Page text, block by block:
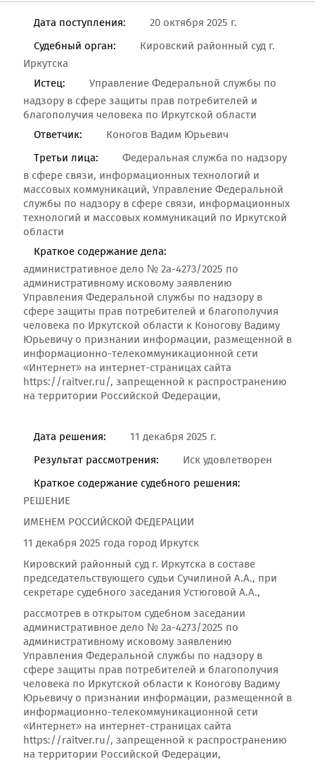
Дата поступления:
20 октября 2025 г.
Судебный орган:
Кировский районный суд г.
Иркутска
Истец:
Управление Федеральной службы по
надзору в сфере защиты прав потребителей и
благополучия человека по Иркутской области
Ответчик:
Коногов Вадим Юрьевич
Третьи лица:
Федеральная служба по надзору
в сфере связи, информационных технологий и
массовых коммуникаций, Управление Федеральной
службы по надзору в сфере связи, информационных
технологий и массовых коммуникаций по Иркутской
области
Краткое содержание дела:
административное дело № 2а-4273/2025 по
административному исковому заявлению
Управления Федеральной службы по надзору в
сфере защиты прав потребителей и благополучия
человека по Иркутской области к Коногову Вадиму
Юрьевичу о признании информации, размещенной в
информационно-телекоммуникационной сети
«Интернет» на интернет-страницах сайта
https://raitver.ru/, запрещенной к распространению
на территории Российской Федерации,
Дата решения:
11 декабря 2025 г.
Результат рассмотрения:
Иск удовлетворен
Краткое содержание судебного решения:
РЕШЕНИЕ
ИМЕНЕМ РОССИЙСКОЙ ФЕДЕРАЦИИ
11 декабря 2025 года город Иркутск
Кировский районный суд г. Иркутска в составе
председательствующего судьи Сучилиной А.А., при
секретаре судебного заседания Устюговой А.А.,
рассмотрев в открытом судебном заседании
административное дело № 2а-4273/2025 по
административному исковому заявлению
Управления Федеральной службы по надзору в
сфере защиты прав потребителей и благополучия
человека по Иркутской области к Коногову Вадиму
Юрьевичу о признании информации, размещенной в
информационно-телекоммуникационной сети
«Интернет» на интернет-страницах сайта
https://raitver.ru/, запрещенной к распространению
на территории Российской Федерации,